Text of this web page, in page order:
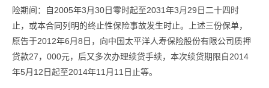
险期间：自2005年3月30日零时起至2031年3月29日二十四时
止，或本合同列明的终止性保险事故发生时止。上述三份保单，
原告于2012年6月8日，向中国太平洋人寿保险股份有限公司质押
贷款27，000元，后又多次办理续贷手续，本次续贷期限自2014
年5月12日起至2014年11月11日止等。